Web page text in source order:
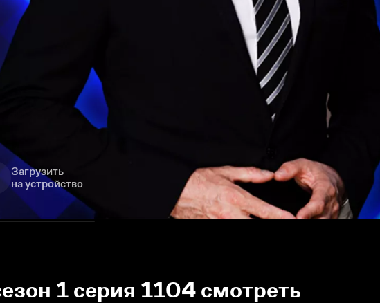
Загрузить
на устройство
1 серия 1104 смотреть